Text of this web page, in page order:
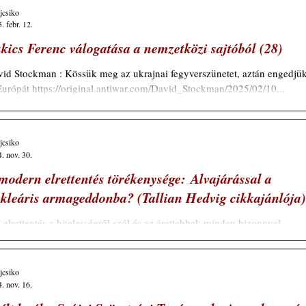
játszhatja. Ez az ára a legfőbb ostobaság matrjoskájának. Senki
veszített még pénzt azzal, hogy a poszt-orwelli EU – a virtuális Európa
bipoláris pszichopatáknak vagy ugató csivaváknak: egyetlen
Ferenc válogatása a nemzetközi sajtóból (28)
Stockman : Kössük meg az ukrajnai fegyverszünetet, aztán
https://original.antiwar.com/David_Stockman/2025/02/10...
febr. 12.
elrettentés törékenysége: Alvajárással a
armageddonba? (Tallian Hedvig cikkajánlója)
elrettentés a hitelességről szól és az érettebbek minden bizonnyal
még az 1989 előtti időkre...? De ez most nem olyan!...
nov. 30.
nov. 16.